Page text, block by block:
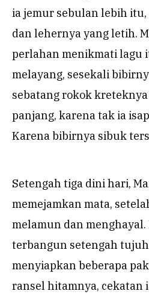
ia jemur sebulan lebih
dan lehernya yang letih.
perlahan menikmati lagu
melayang, sesekali
sebatang rokok
panjang, karena tak ia
Karena bibirnya sibuk
Setengah tiga dini hari,
memejamkan mata,
melamun dan menghayal.
terbangun setengah tujuh
menyiapkan beberapa
ransel hitamnya, cekatan